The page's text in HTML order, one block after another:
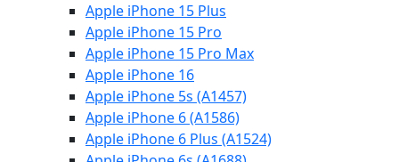
Apple iPhone 15 Plus
Apple iPhone 15 Pro
Apple iPhone 15 Pro Max
Apple iPhone 16
Apple iPhone 5s (A1457)
Apple iPhone 6 (A1586)
Apple iPhone 6 Plus (A1524)